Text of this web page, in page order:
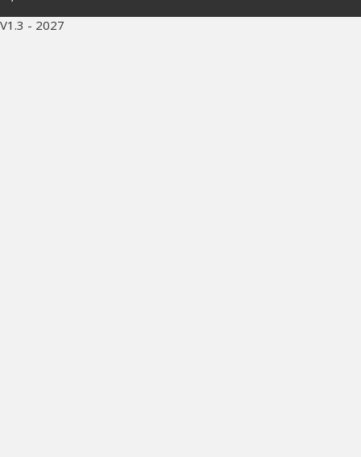
V1.3 - 2027